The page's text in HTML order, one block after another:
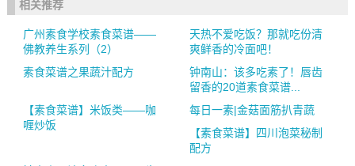
相关推荐
广州素食学校素食菜谱——
佛教养生系列（2）
天热不爱吃饭？那就吃份清
爽鲜香的冷面吧！
素食菜谱之果蔬汁配方
钟南山：该多吃素了！唇齿
留香的20道素食菜谱...
【素食菜谱】米饭类——咖
喱炒饭
每日一素|金菇面筋扒青蔬
【素食菜谱】四川泡菜秘制
配方